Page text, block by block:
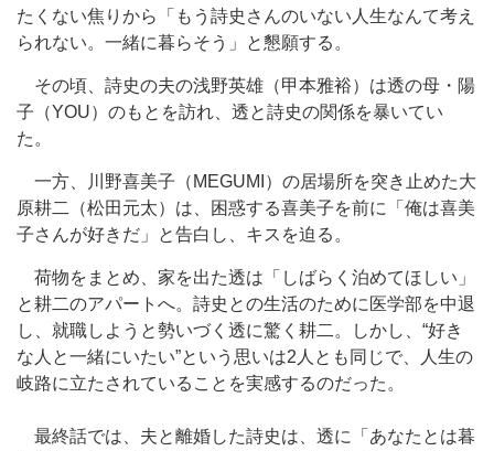
たくない焦りから「もう詩史さんのいない人生なんて考え
られない。一緒に暮らそう」と懇願する。
その頃、詩史の夫の浅野英雄（甲本雅裕）は透の母・陽
子（YOU）のもとを訪れ、透と詩史の関係を暴いてい
た。
一方、川野喜美子（MEGUMI）の居場所を突き止めた大
原耕二（松田元太）は、困惑する喜美子を前に「俺は喜美
子さんが好きだ」と告白し、キスを迫る。
荷物をまとめ、家を出た透は「しばらく泊めてほしい」
と耕二のアパートへ。詩史との生活のために医学部を中退
し、就職しようと勢いづく透に驚く耕二。しかし、“好き
な人と一緒にいたい”という思いは2人とも同じで、人生の
岐路に立たされていることを実感するのだった。
最終話では、夫と離婚した詩史は、透に「あなたとは暮